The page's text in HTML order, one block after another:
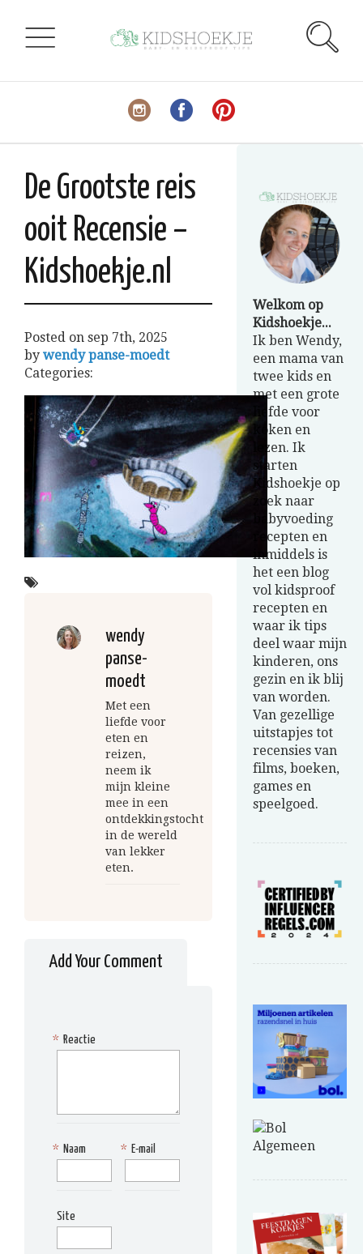
De Grootste reis
ooit Recensie –
Kidshoekje.nl
Posted on sep 7th, 2025
by wendy panse-moedt
Categories:
wendy
panse-
moedt
Met een
liefde voor
eten en
reizen,
neem ik
mijn kleine
mee in een
ontdekkingstocht
in de wereld
van lekker
eten.
Add Your Comment
Reactie
*
Naam
* E-mail
*
Site
Welkom op
Kidshoekje...
Ik ben Wendy,
een mama van
twee kids en
met een grote
liefde voor
koken en
lezen. Ik
starten
Kidshoekje op
zoek naar
babyvoeding
recepten en
inmiddels is
het een blog
vol kidsproof
recepten en
waar ik tips
deel waar mijn
kinderen, ons
gezin en ik blij
van worden.
Van gezellige
uitstapjes tot
recensies van
films, boeken,
games en
speelgoed.